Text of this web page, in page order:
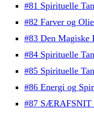
#81 Spirituelle
#82 Farver og
#83 Den Magiske
#84 Spirituelle
#85 Spirituelle
#86 Energi og
#87 SÆRAFSNIT